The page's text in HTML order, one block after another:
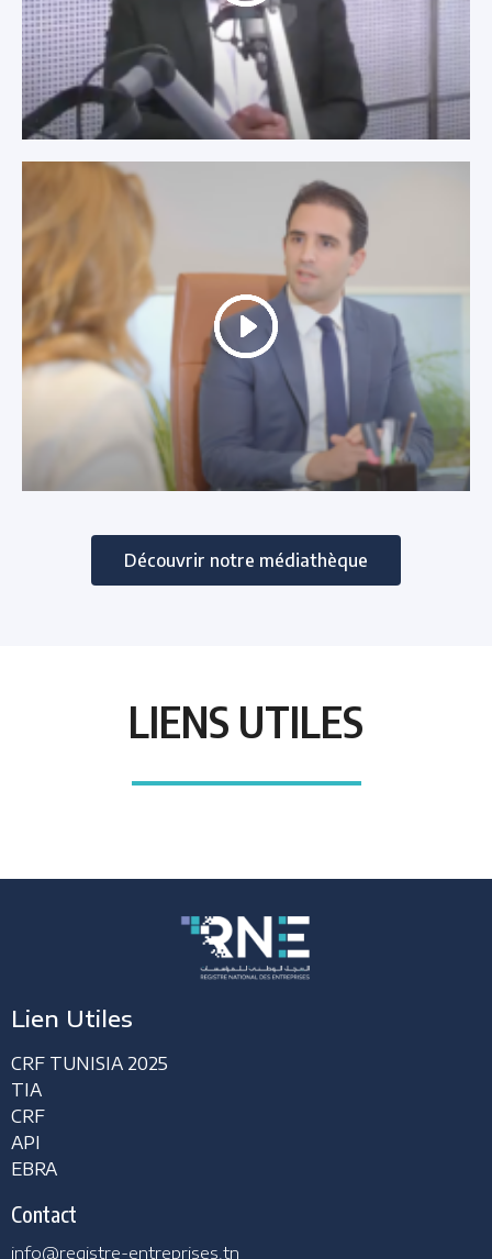
Découvrir notre médiathèque
LIENS UTILES
Lien Utiles
CRF TUNISIA 2025
TIA
CRF
API
EBRA
Contact
info@registre-entreprises.tn